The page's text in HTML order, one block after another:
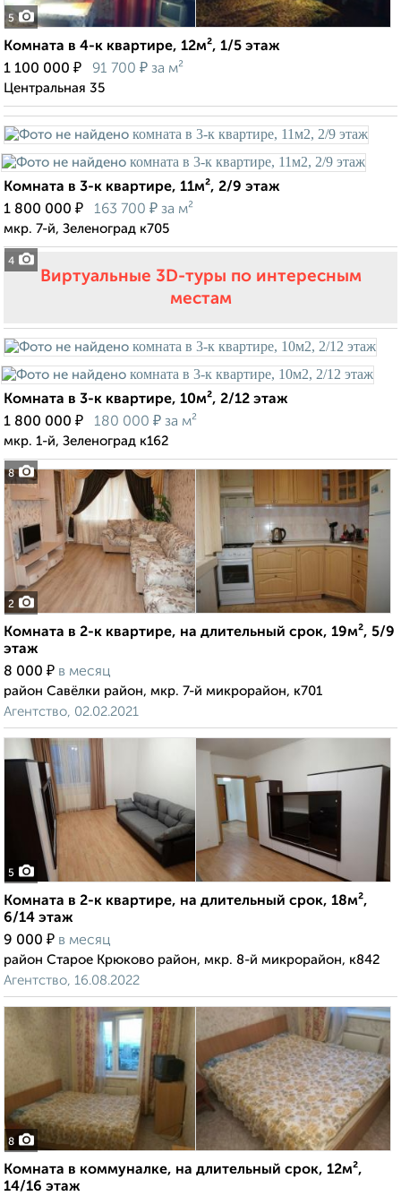
5
Комната в 4-к квартире, 12м², 1/5 этаж
1 100 000 ₽ 91 700 ₽ за м²
Центральная 35
4
Комната в 3-к квартире, 11м², 2/9 этаж
1 800 000 ₽ 163 700 ₽ за м²
мкр. 7-й, Зеленоград к705
Виртуальные 3D-туры по интересным
местам
8
Комната в 3-к квартире, 10м², 2/12 этаж
1 800 000 ₽ 180 000 ₽ за м²
мкр. 1-й, Зеленоград к162
2
Комната в 2-к квартире, на длительный срок, 19м², 5/9
этаж
8 000 ₽ в месяц
район Савёлки район, мкр. 7-й микрорайон, к701
Агентство, 02.02.2021
5
Комната в 2-к квартире, на длительный срок, 18м²,
6/14 этаж
9 000 ₽ в месяц
район Старое Крюково район, мкр. 8-й микрорайон, к842
Агентство, 16.08.2022
8
Комната в коммуналке, на длительный срок, 12м²,
14/16 этаж